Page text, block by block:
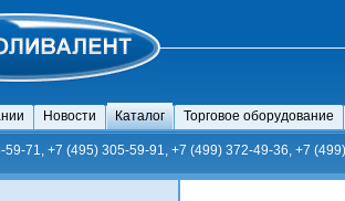
Новости Каталог Торговое оборудование
71, +7 (495) 305-59-91, +7 (499) 372-49-36, +7